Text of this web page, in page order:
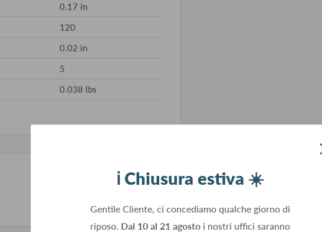
ℹ️ Chiusura estiva ☀️
Gentile Cliente, ci concediamo qualche giorno di
riposo. Dal 10 al 21 agostoi nostri uffici saranno
0.17 in
120
0.02 in
5
0.038 lbs